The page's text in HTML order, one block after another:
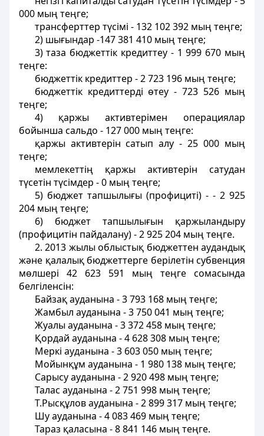
000 мың теңге;
трансферттер түсiмі - 132 102 392 мың теңге;
2) шығындар -147 381 410 мың теңге;
3) таза бюджеттік кредиттеу - 1 999 670 мың
теңге:
бюджеттік кредиттер - 2 723 196 мың теңге;
бюджеттік кредиттерді өтеу - 723 526 мың
теңге;
4) қаржы активтерiмен операциялар
бойынша сальдо - 127 000 мың теңге:
қаржы активтерін сатып алу - 25 000 мың
теңге;
мемлекеттiң қаржы активтерiн сатудан
түсетiн түсiмдер - 0 мың теңге;
5) бюджет тапшылығы (профициті) - - 2 925
204 мың теңге;
6) бюджет тапшылығын қаржыландыру
(профицитін пайдалану) - 2 925 204 мың теңге.
2. 2013 жылы облыстық бюджеттен аудандық
және қалалық бюджеттерге берілетін субвенция
мөлшері 42 623 591 мың теңге сомасында
белгіленсін:
Байзақ ауданына - 3 793 168 мың теңге;
Жамбыл ауданына - 3 750 041 мың теңге;
Жуалы ауданына - 3 372 458 мың теңге;
Қордай ауданына - 4 628 308 мың теңге;
Меркі ауданына - 3 603 050 мың теңге;
Мойынқұм ауданына - 1 980 138 мың теңге;
Сарысу ауданына - 2 920 498 мың теңге;
Талас ауданына - 2 751 998 мың теңге;
Т.Рысқұлов ауданына - 2 899 317 мың теңге;
Шу ауданына - 4 083 469 мың теңге;
Тараз қаласына - 8 841 146 мың теңге.